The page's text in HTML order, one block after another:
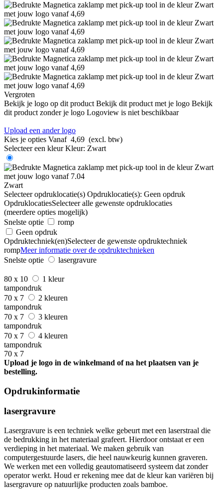
Vergroten
Bekijk je logo op dit product Bekijk dit product met je logo Bekijk
dit product zonder je logo Logoview is niet beschikbaar
Upload een ander logo
Kies je opties Vanaf 4,69 (excl. btw)
Selecteer een kleur Kleur: Zwart
Zwart
Selecteer opdruklocatie(s) Opdruklocatie(s): Geen opdruk
OpdruklocatiesSelecteer alle gewenste opdruklocaties
(meerdere opties mogelijk)
Snelste optie
romp
Geen opdruk
Opdruktechniek(en)Selecteer de gewenste opdruktechniek
rompMeer informatie over de opdruktechnieken
Snelste optie
lasergravure
80 x 10
1 kleur
tampondruk
70 x 7
2 kleuren
tampondruk
70 x 7
3 kleuren
tampondruk
70 x 7
4 kleuren
tampondruk
70 x 7
Upload je logo in de winkelmand of na het plaatsen van je
bestelling.
Opdrukinformatie
lasergravure
Lasergravure is een techniek welke gebeurt met een laserstraal die
de bedrukking in het materiaal grafeert. Hierdoor ontstaat er een
verdieping in het materiaal. We maken gebruik van
computergestuurde lasers, die heel nauwkeurig kunnen graveren.
We werken met een volledig geautomatiseerd systeem dat zonder
operator werkt. Houd er rekening mee dat de kleur kan variëren bij
lasergravure op natuurlijke producten zoals bamboe.